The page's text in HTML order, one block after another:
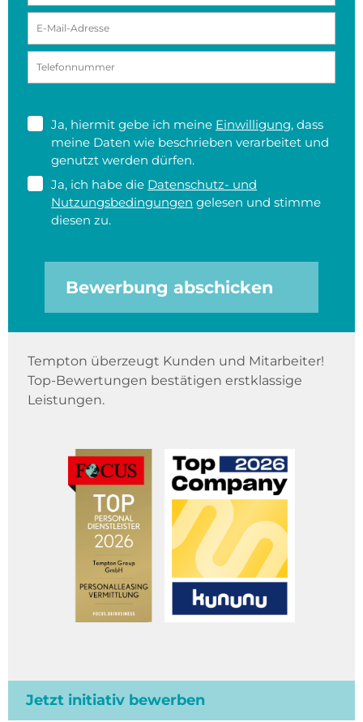
Ja, hiermit gebe ich meine Einwilligung, dass
meine Daten wie beschrieben verarbeitet und
genutzt werden dürfen.
Ja, ich habe die Datenschutz- und
Nutzungsbedingungen gelesen und stimme
diesen zu.
Bewerbung abschicken
Tempton überzeugt Kunden und Mitarbeiter!
Top-Bewertungen bestätigen erstklassige
Leistungen.
Jetzt initiativ bewerben